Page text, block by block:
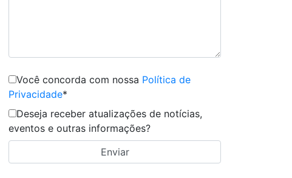
Você concorda com nossa Política de
Privacidade*
Deseja receber atualizações de notícias,
eventos e outras informações?